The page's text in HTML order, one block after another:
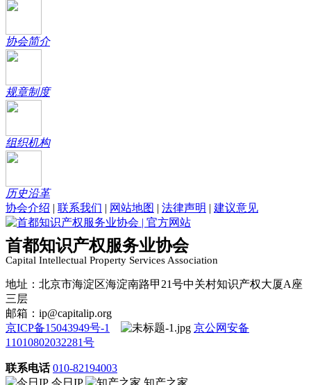
协会简介
规章制度
组织机构
历史沿革
协会介绍 | 联系我们 | 网站地图 | 法律声明 | 建议意见
首都知识产权服务业协会
Capital Intellectual Property Services Association
地址：北京市海淀区海淀南路甲21号中关村知识产权大厦A座
三层
邮箱：ip@capitalip.org
京ICP备15043949号-1
京公网安备
11010802032281号
联系电话 010-82194003
今日IP
知产之家